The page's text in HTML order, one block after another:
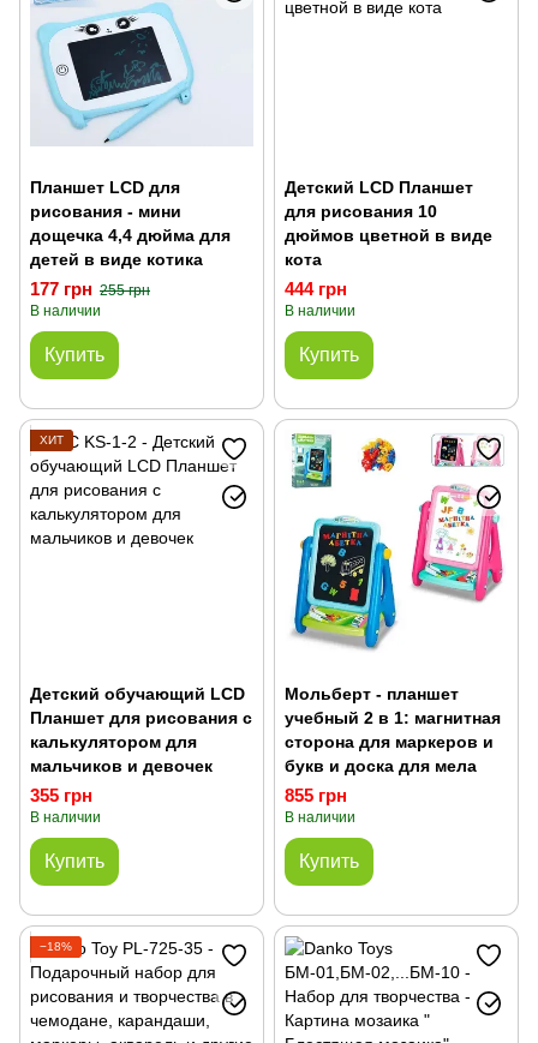
Планшет LCD для
рисования - мини
дощечка 4,4 дюйма для
детей в виде котика
177 грн 255 грн
В наличии
Купить
Детский LCD Планшет
для рисования 10
дюймов цветной в виде
кота
444 грн
В наличии
Купить
ХИТ
Детский обучающий LCD
Планшет для рисования с
калькулятором для
мальчиков и девочек
355 грн
В наличии
Купить
Мольберт - планшет
учебный 2 в 1: магнитная
сторона для маркеров и
букв и доска для мела
855 грн
В наличии
Купить
−18%